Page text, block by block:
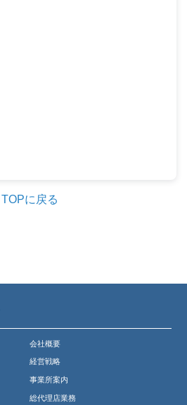
TOPに戻る
会社概要
経営戦略
事業所案内
総代理店業務